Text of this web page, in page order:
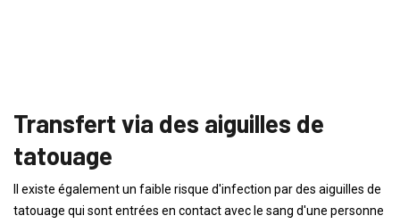
Transfert via des aiguilles de
tatouage
Il existe également un faible risque d'infection par des aiguilles de
tatouage qui sont entrées en contact avec le sang d'une personne